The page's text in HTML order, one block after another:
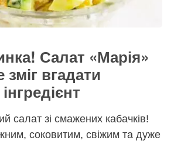
Салат «Марія»
вгадати
салат зі смажених кабачків!
соковитим, свіжим та дуже